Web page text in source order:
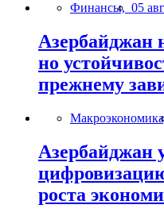
Финансы, 05
Азербайджан
но
прежнему
Азербайджан
роста